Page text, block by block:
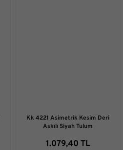
Kk 4221 Asimetrik Kesim Deri
Askılı Siyah Tulum
1.079,40 TL